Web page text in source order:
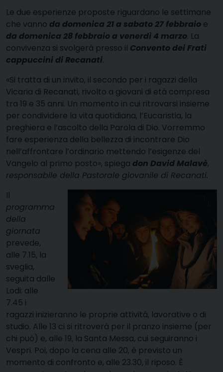
Le due esperienze proposte riguardano le settimane
che vanno da domenica 21 a sabato 27 febbraio e
da domenica 28 febbraio a venerdì 4 marzo. La
convivenza si svolgerà presso il Convento dei Frati
cappuccini di Recanati.
«Si tratta di un invito, il secondo per i ragazzi della
Vicaria di Recanati, rivolto a giovani di età compresa
tra 19 e 35 anni. Un momento in cui ritrovarsi insieme
per condividere la vita quotidiana, l’Eucaristia, la
preghiera e l’ascolto della Parola di Dio. Vorremmo
fare esperienza della bellezza di incontrare Dio
nell’affrontare l’ordinario mettendo l’esigenze del
Vangelo al primo posto», spiega don David Malavè,
responsabile della Pastorale giovanile di Recanati.
Il
programma
della
giornata
prevede,
alle 7.15, la
sveglia,
seguita dalle
Lodi: alle
7.45 i
ragazzi inizieranno le proprie attività, lavorative o di
studio. Alle 13 ci si ritroverà per il pranzo insieme (per
chi può) e, alle 19, la Santa Messa, cui seguiranno i
Vespri. Poi, dopo la cena alle 20, è previsto un
momento di confronto e, alle 23.30, il riposo. È